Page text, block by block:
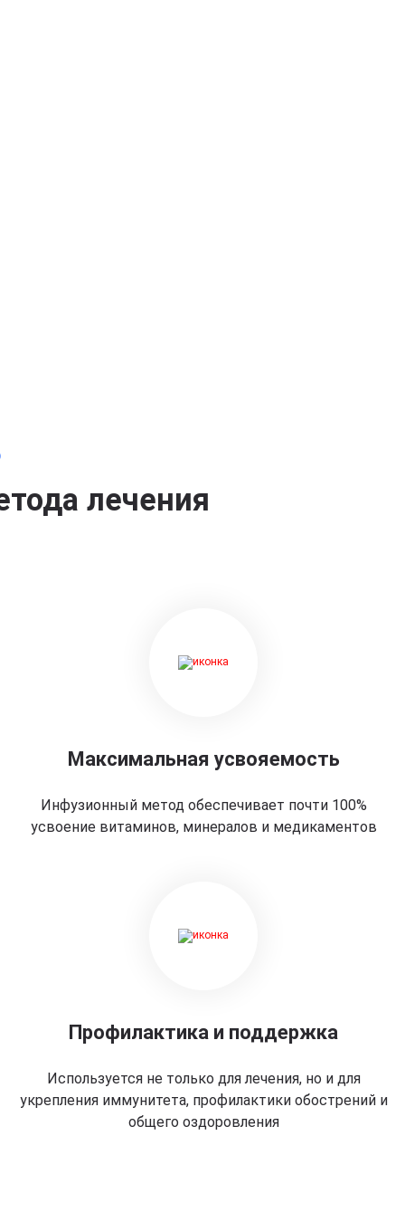
лечения
Максимальная усвояемость
Инфузионный метод обеспечивает почти 100%
усвоение витаминов, минералов и медикаментов
Профилактика и поддержка
Используется не только для лечения, но и для
укрепления иммунитета, профилактики обострений и
общего оздоровления